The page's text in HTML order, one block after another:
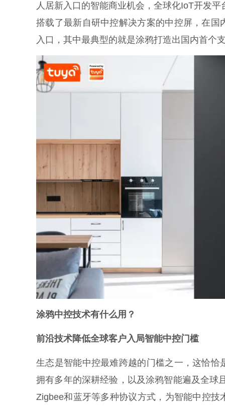
人居新入口的智能商业机会，全球化IoT开发
搭载了最新自研中控解决方案的中控屏，在
入口，其中最典型的就是涂鸦打造出国内首个
涂鸦中控技术有什么用？
前沿技术降低全球客户入局智能中控门槛
生态是智能中控最难跨越的门槛之一，这恰
拥有多年的深耕经验，以及涂鸦智能遍及全球
Zigbee和蓝牙等多种协议方式，为智能中控